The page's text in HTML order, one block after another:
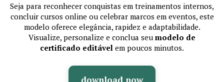
Seja para reconhecer conquistas em treinamentos internos,
concluir cursos online ou celebrar marcos em eventos, este
modelo oferece elegância, rapidez e adaptabilidade.
Visualize, personalize e conclua seu modelo de
certificado editável em poucos minutos.
download now